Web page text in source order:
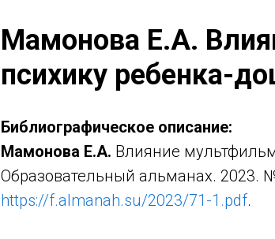
Мамонова Е.А.
психику ребенка-
Библиографическое описание:
Мамонова Е.А. Влияние
Образовательный альманах. 2023.
https://f.almanah.su/2023/71-1.pdf.